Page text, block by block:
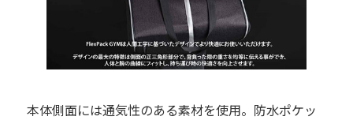
本体側面には通気性のある素材を使用。防水ポケッ